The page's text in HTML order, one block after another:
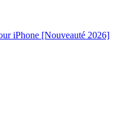
iPhone [Nouveauté 2026]